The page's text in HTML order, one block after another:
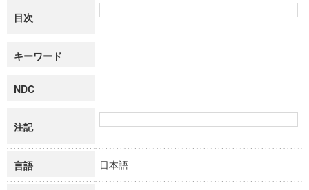
目次
キーワード
NDC
注記
言語 日本語